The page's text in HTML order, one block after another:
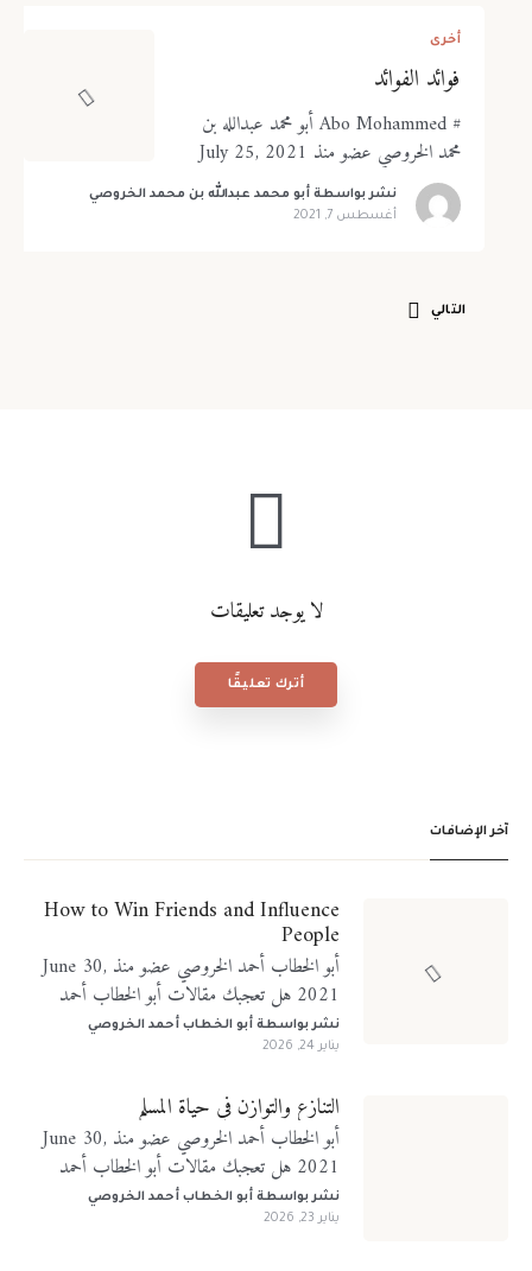
أخرى
فوائد الفوائد
# Abo Mohammed أبو محمد عبدالله بن
محمد الخروصي عضو منذ July 25, 2021
نشر بواسطة أبو محمد عبدالله بن محمد الخروصي
أغسطس 7, 2021
التالي
لا يوجد تعليقات
أترك تعليقًا
آخر الإضافات
How to Win Friends and Influence
People
أبو الخطاب أحمد الخروصي عضو منذ June 30,
2021 هل تعجبك مقالات أبو الخطاب أحمد
الخروصي؟ تابعني على منصات التواصل الإجتماعي
نشر بواسطةأبو الخطاب أحمد الخروصي
يناير 24, 2026
التنازع والتوازن في حياة المسلم
أبو الخطاب أحمد الخروصي عضو منذ June 30,
2021 هل تعجبك مقالات أبو الخطاب أحمد
الخروصي؟ تابعني على منصات التواصل الإجتماعي
نشر بواسطةأبو الخطاب أحمد الخروصي
يناير 23, 2026
تذكرني
تسجيل الدخول تأكيد كلمة المرور*
أوافق وألتزم بضوابط العضوية، لقراءة ضوابط العوضية يرجى الضغط